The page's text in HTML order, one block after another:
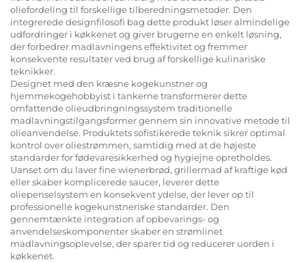
oliefordeling til forskellige tilberedningsmetoder. Den
integrerede designfilosofi bag dette produkt løser almindelige
udfordringer i køkkenet og giver brugerne en enkelt løsning,
der forbedrer madlavningens effektivitet og fremmer
konsekvente resultater ved brug af forskellige kulinariske
teknikker.
Designet med den kræsne kogekunstner og
hjemmekogehobbyist i tankerne transformerer dette
omfattende olieudbringningssystem traditionelle
madlavningstilgangsformer gennem sin innovative metode til
olieanvendelse. Produktets sofistikerede teknik sikrer optimal
kontrol over oliestrømmen, samtidig med at de højeste
standarder for fødevaresikkerhed og hygiejne opretholdes.
Uanset om du laver fine wienerbrød, grillermad af kraftige kød
eller skaber komplicerede saucer, leverer dette
oliepenselsystem en konsekvent ydelse, der lever op til
professionelle kogekunstneriske standarder. Den
gennemtænkte integration af opbevarings- og
anvendelseskomponenter skaber en strømlinet
madlavningsoplevelse, der sparer tid og reducerer uorden i
køkkenet.